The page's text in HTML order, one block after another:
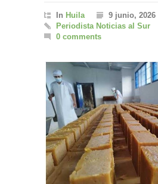
In Huila
9 junio, 2026
Periodista Noticias al Sur
0 comments